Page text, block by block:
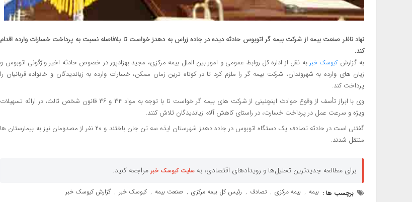
نهاد ناظر صنعت بیمه از شرکت بیمه گر اتوبوس حادثه دیده در جاده زراس به دهدز خواست تا بلافاصله نسبت به پرداخت خسارات وارده اقدام
کند.
به گزارش کیوسک خبر به نقل از اداره کل روابط عمومی و امور بین الملل بیمه مرکزی، مجید بهزادپور در خصوص حادثه اخیر واژگونی اتوبوس و
زیان های وارده به شهروندان، شرکت بیمه گر را ملزم کرد تا در کوتاه ترین زمان ممکن، خسارات وارده به زیاندیدگان و خانواده قربانیان را
پرداخت کند.
وی با ابراز تأسف از وقوع حوادث اینچنینی از شرکت های بیمه گر خواست تا با توجه به مواد ۳۴ و ۳۶ قانون شخص ثالث، در ارائه تسهیلات
ویژه و سرعت عمل در پرداخت خسارت، در راستای کاهش آلام زیاندیدگان تلاش کنند.
گفتنی است در حادثه تصادف یک دستگاه اتوبوس در جاده دهدز شهرستان ایذه سه تن جان باختند و ۲۰ نفر از مصدومان نیز به بیمارستان ها
منتقل شدند.
برای مطالعه جدیدترین تحلیل‌ها و رویدادهای اقتصادی، به سایت کیوسک خبر مراجعه کنید.
برچسب ها : بیمه , بیمه مرکزی , تصادف , رئیس کل بیمه مرکزی , صنعت بیمه , کیوسک خبر , گزارش کیوسک خبر